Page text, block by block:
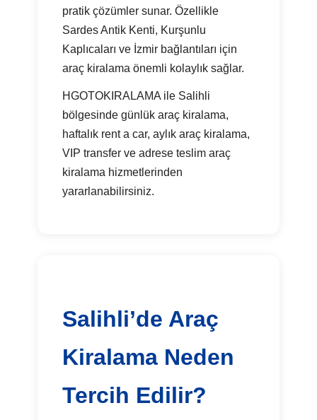
pratik çözümler sunar. Özellikle
Sardes Antik Kenti, Kurşunlu
Kaplıcaları ve İzmir bağlantıları için
araç kiralama önemli kolaylık sağlar.
HGOTOKIRALAMA ile Salihli
bölgesinde günlük araç kiralama,
haftalık rent a car, aylık araç kiralama,
VIP transfer ve adrese teslim araç
kiralama hizmetlerinden
yararlanabilirsiniz.
Salihli’de Araç
Kiralama Neden
Tercih Edilir?